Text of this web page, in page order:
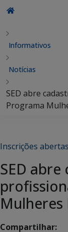
Informativos
Notícias
SED abre
Programa
Inscrições abertas
SED
Compartilhar: